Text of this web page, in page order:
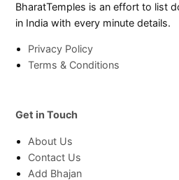
BharatTemples is an effort to list
in India with every minute details.
Privacy Policy
Terms & Conditions
Get in Touch
About Us
Contact Us
Add Bhajan